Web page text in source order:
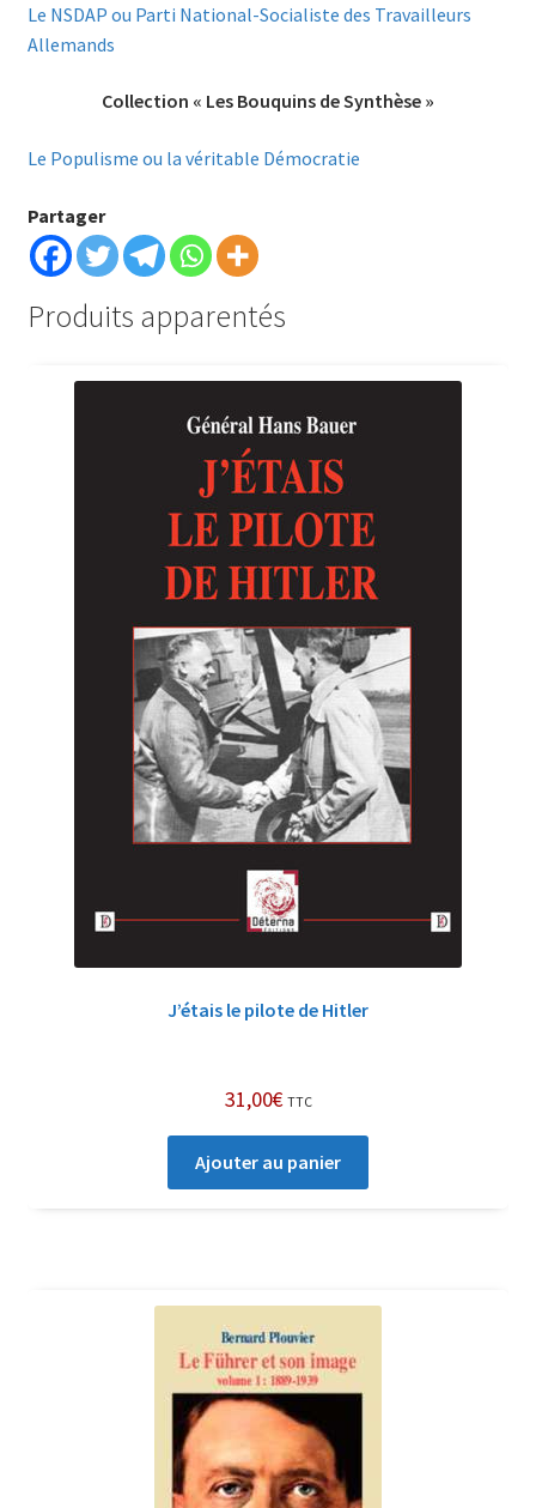
Le NSDAP ou Parti National-Socialiste des Travailleurs
Allemands
Collection « Les Bouquins de Synthèse »
Le Populisme ou la véritable Démocratie
Partager
Produits apparentés
J’étais le pilote de Hitler
31,00€ TTC
Ajouter au panier